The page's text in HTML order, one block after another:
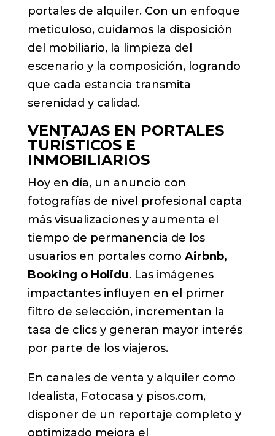
portales de alquiler. Con un enfoque
meticuloso, cuidamos la disposición
del mobiliario, la limpieza del
escenario y la composición, logrando
que cada estancia transmita
serenidad y calidad.
VENTAJAS EN PORTALES
TURÍSTICOS E
INMOBILIARIOS
Hoy en día, un anuncio con
fotografías de nivel profesional capta
más visualizaciones y aumenta el
tiempo de permanencia de los
usuarios en portales como Airbnb,
Booking o Holidu. Las imágenes
impactantes influyen en el primer
filtro de selección, incrementan la
tasa de clics y generan mayor interés
por parte de los viajeros.
En canales de venta y alquiler como
Idealista, Fotocasa y pisos.com,
disponer de un reportaje completo y
optimizado mejora el